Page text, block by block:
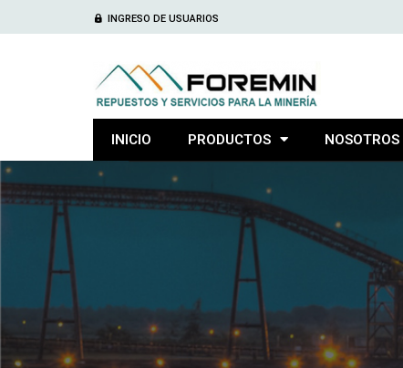
INGRESO DE USUARIOS
INICIO PRODUCTOS NOSOTROS